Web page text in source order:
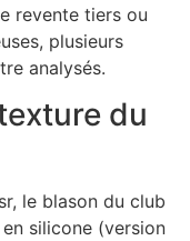
revente tiers ou
plusieurs
analysés.
du
le blason du club
silicone (version